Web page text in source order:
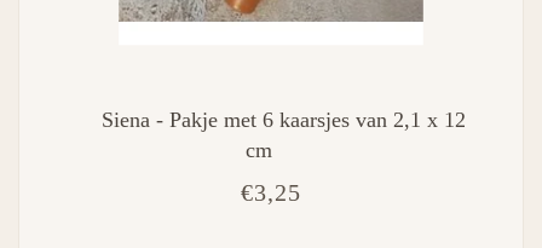
Siena - Pakje met 6 kaarsjes van 2,1 x 12
cm
€3,25